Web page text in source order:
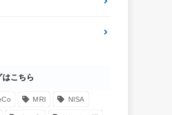
こちら
MRI NISA